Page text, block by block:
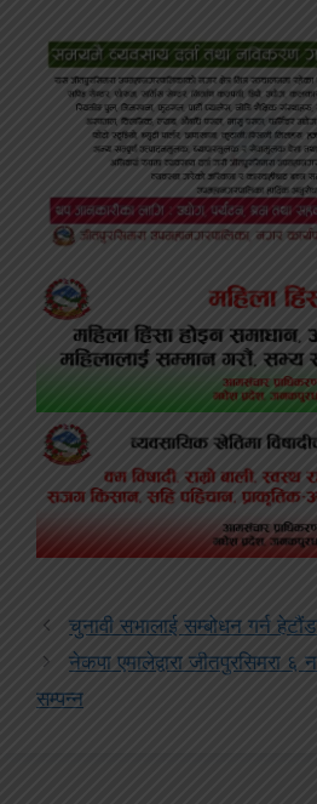
चुनावी सभालाई सम्बोधन गर्न
नेकपा एमालेद्वारा जीतपुरसिमरा ६
सम्पन्न